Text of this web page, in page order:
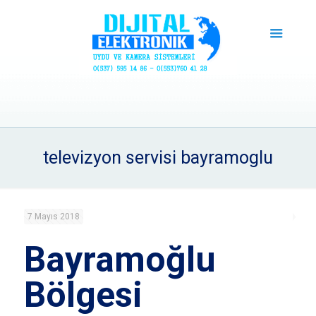
televizyon servisi bayramoglu
7 Mayıs 2018
Bayramoğlu
Bölgesi